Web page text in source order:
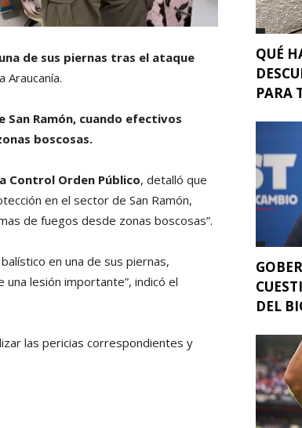
de sus piernas tras el ataque
Araucanía.
San Ramón, cuando efectivos
boscosas.
Control Orden Público, detalló que
en el sector de San Ramón,
de fuegos desde zonas boscosas”.
en una de sus piernas,
lesión importante”, indicó el
las pericias correspondientes y
QUÉ
PARA
DEL